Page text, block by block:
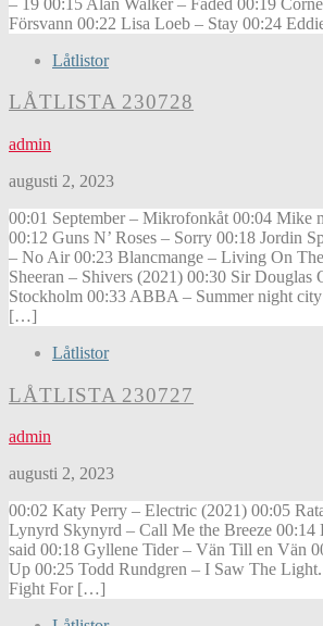
Försvann 00:22 Lisa Loeb – Stay 00:24
Låtlistor
LÅTLISTA 230728
admin
augusti 2, 2023
00:01 September – Mikrofonkåt 00:04 Mike
00:12 Guns N’ Roses – Sorry 00:18 Jordin
– No Air 00:23 Blancmange – Living On
Sheeran – Shivers (2021) 00:30 Sir Douglas
Stockholm 00:33 ABBA – Summer night
[…]
Låtlistor
LÅTLISTA 230727
admin
augusti 2, 2023
00:02 Katy Perry – Electric (2021) 00:05
Lynyrd Skynyrd – Call Me the Breeze 00:14
said 00:18 Gyllene Tider – Vän Till en Vän
Up 00:25 Todd Rundgren – I Saw The
Fight For […]